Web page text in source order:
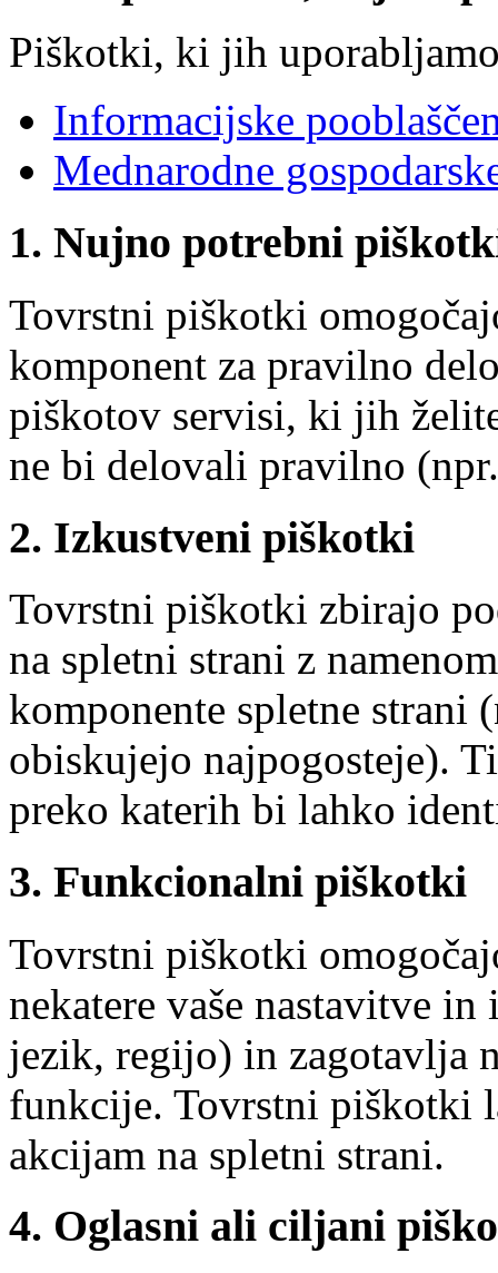
Piškotki, ki jih
Informacijske
Mednarodne
1. Nujno potrebni
Tovrstni piškotki
komponent za pravilno
piškotov servisi, ki jih
ne bi delovali pravilno
2. Izkustveni piškotki
Tovrstni piškotki zbirajo
na spletni strani z
komponente spletne strani
obiskujejo najpogosteje).
preko katerih bi lahko
3. Funkcionalni piškotki
Tovrstni piškotki
nekatere vaše nastavitve
jezik, regijo) in zagotavlja
funkcije. Tovrstni piškotki
akcijam na spletni strani.
4. Oglasni ali ciljani